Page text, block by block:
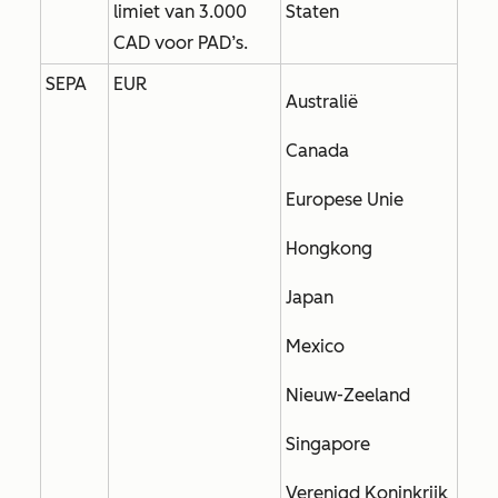
limiet van 3.000
CAD voor PAD’s.
Staten
SEPA
EUR
Australië
Canada
Europese Unie
Hongkong
Japan
Mexico
Nieuw-Zeeland
Singapore
Verenigd Koninkrijk